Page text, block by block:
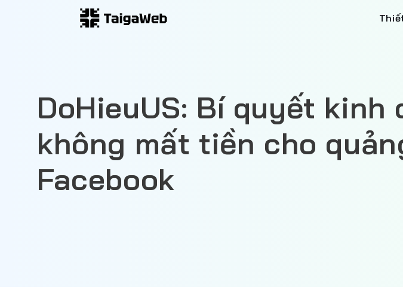
DoHieuUS: Bí quyết kinh
không mất tiền cho
Facebook